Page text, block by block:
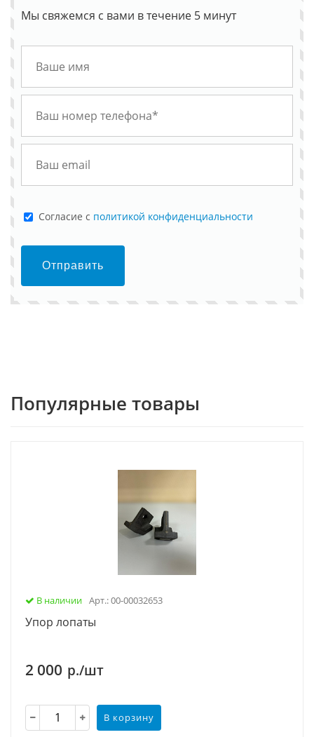
Мы свяжемся с вами в течение 5 минут
Cогласие с политикой конфиденциальности
Отправить
Популярные товары
В наличии Арт.: 00-00032653
Упор лопаты
2 000 р./шт
В корзину